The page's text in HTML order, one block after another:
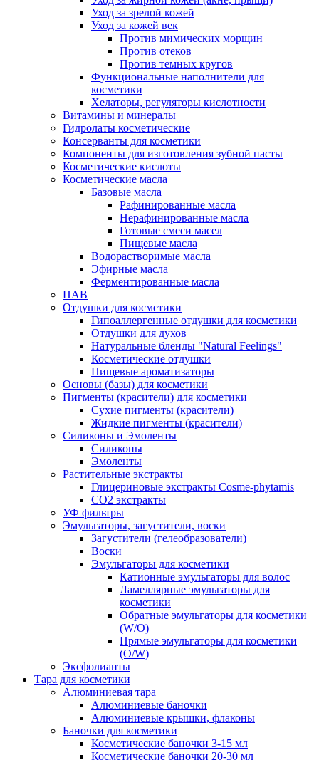
Уход за зрелой кожей
Уход за кожей век
Против мимических морщин
Против отеков
Против темных кругов
Функциональные наполнители для
косметики
Хелаторы, регуляторы кислотности
Витамины и минералы
Гидролаты косметические
Консерванты для косметики
Компоненты для изготовления зубной пасты
Косметические кислоты
Косметические масла
Базовые масла
Рафинированные масла
Нерафинированные масла
Готовые смеси масел
Пищевые масла
Водорастворимые масла
Эфирные масла
Ферментированные масла
ПАВ
Отдушки для косметики
Гипоаллергенные отдушки для косметики
Отдушки для духов
Натуральные бленды "Natural Feelings"
Косметические отдушки
Пищевые ароматизаторы
Основы (базы) для косметики
Пигменты (красители) для косметики
Сухие пигменты (красители)
Жидкие пигменты (красители)
Силиконы и Эмоленты
Силиконы
Эмоленты
Растительные экстракты
Глицериновые экстракты Cosme-phytamis
СО2 экстракты
УФ фильтры
Эмульгаторы, загустители, воски
Загустители (гелеобразователи)
Воски
Эмульгаторы для косметики
Катионные эмульгаторы для волос
Ламеллярные эмульгаторы для
косметики
Обратные эмульгаторы для косметики
(W/O)
Прямые эмульгаторы для косметики
(O/W)
Эксфолианты
Тара для косметики
Алюминиевая тара
Алюминиевые баночки
Алюминиевые крышки, флаконы
Баночки для косметики
Косметические баночки 3-15 мл
Косметические баночки 20-30 мл